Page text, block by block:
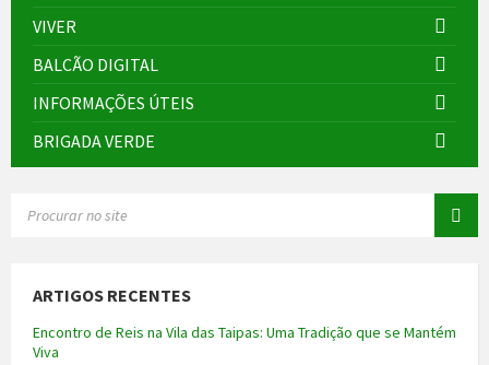
VIVER
BALCÃO DIGITAL
INFORMAÇÕES ÚTEIS
BRIGADA VERDE
ARTIGOS RECENTES
Encontro de Reis na Vila das Taipas: Uma Tradição que se Mantém
Viva